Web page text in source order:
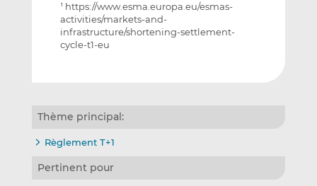
1 https://www.esma.europa.eu/esmas-
activities/markets-and-
infrastructure/shortening-settlement-
cycle-t1-eu
Thème principal:
Règlement T+1
Pertinent pour